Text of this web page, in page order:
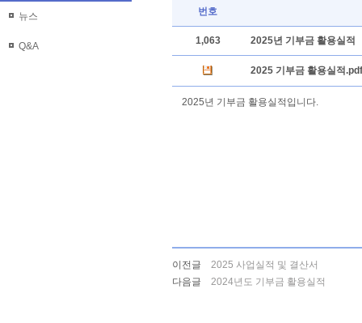
뉴스
Q&A
번호
1,063 2025년 기부금 활용실적
2025 기부금 활용실적.pdf
2025년 기부금 활용실적입니다.
이전글
2025 사업실적 및 결산서
다음글
2024년도 기부금 활용실적